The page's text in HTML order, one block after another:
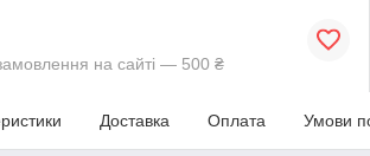
на сайті — 500 ₴
Доставка Оплата Умови